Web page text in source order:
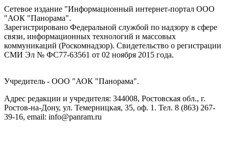
Сетевое издание "Информационный интернет-портал ООО
"АОК "Панорама".
Зарегистрировано Федеральной службой по надзору в сфере
связи, информационных технологий и массовых
коммуникаций (Роскомнадзор). Cвидетельство о регистрации
СМИ Эл № ФС77-63561 от 02 ноября 2015 года.
Учредитель - ООО "АОК "Панорама".
Адрес редакции и учредителя: 344008, Ростовская обл., г.
Ростов-на-Дону, ул. Темерницкая, 35, оф. 1. Тел. 8 (863) 267-
39-16, email: info@panram.ru